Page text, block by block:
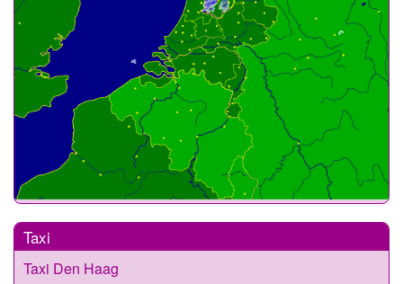
Taxi
Taxi Den Haag